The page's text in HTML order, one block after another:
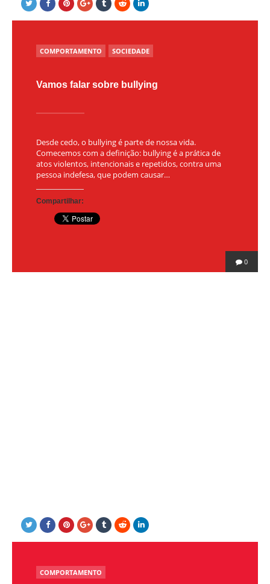
POSTED
IN
COMPORTAMENTO SOCIEDADE
Vamos falar sobre bullying
Desde cedo, o bullying é parte de nossa vida.
Comecemos com a definição: bullying é a prática de
atos violentos, intencionais e repetidos, contra uma
pessoa indefesa, que podem causar…
Compartilhar:
0
POSTED
IN
COMPORTAMENTO